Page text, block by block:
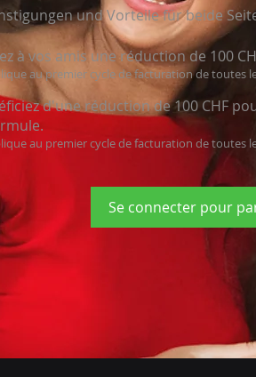
und Vorteile für beide
à vos amis une réduction de 100
au premier cycle de facturation de toutes
d'une réduction de 100 CHF
au premier cycle de facturation de toutes
Se connecter pour